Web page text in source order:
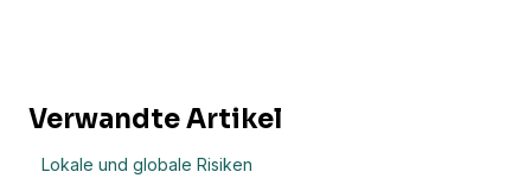
Verwandte Artikel
Lokale und globale Risiken